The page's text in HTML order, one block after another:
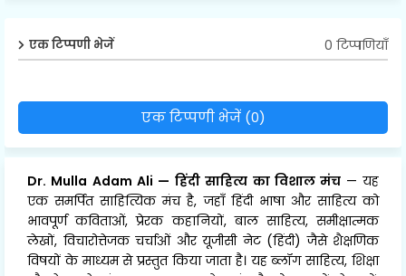
एक टिप्पणी भेजें 0 टिप्पणियाँ
एक टिप्पणी भेजें (0)
Dr. Mulla Adam Ali — हिंदी साहित्य का विशाल मंच — यह
एक समर्पित साहित्यिक मंच है, जहाँ हिंदी भाषा और साहित्य को
भावपूर्ण कविताओं, प्रेरक कहानियों, बाल साहित्य, समीक्षात्मक
लेखों, विचारोत्तेजक चर्चाओं और यूजीसी नेट (हिंदी) जैसे शैक्षणिक
विषयों के माध्यम से प्रस्तुत किया जाता है। यह ब्लॉग साहित्य, शिक्षा